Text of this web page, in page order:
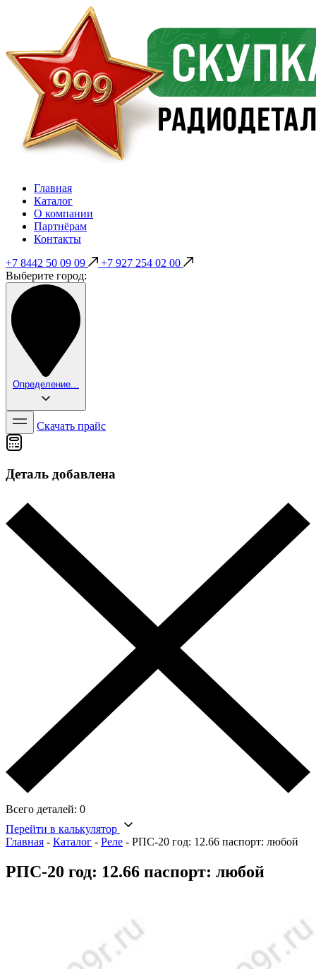
Главная
Каталог
О компании
Партнёрам
Контакты
+7 8442 50 09 09
+7 927 254 02 00
Выберите город:
Определение...
Скачать прайс
Деталь добавлена
Всего деталей: 0
Перейти в калькулятор
Главная - Каталог - Реле - РПС-20 год: 12.66 паспорт: любой
РПС-20 год: 12.66 паспорт: любой